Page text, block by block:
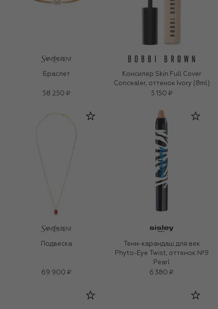
Браслет
58 250 ₽
Консилер Skin Full Cover
Concealer, оттенок Ivory (8ml)
5 150 ₽
Подвеска
69 900 ₽
Тени-карандаш для век
Phyto-Eye Twist, оттенок №9
Pearl
6 380 ₽